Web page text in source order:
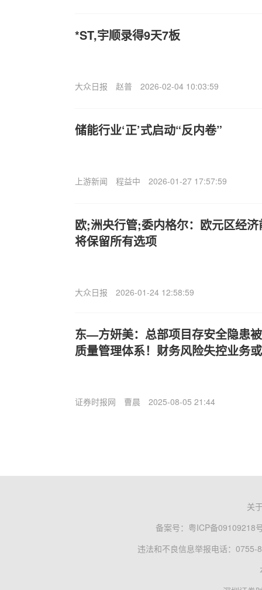
*ST,宇顺录得9天7板
大众日报 赵普 2026-02-04 10:03:59
储能行业‘正’式启动“反内卷”
上游新闻 程益中 2026-01-27 17:57:59
欧;洲央行管;委内格尔：欧元区经
将保留所有选项
大众日报 2026-01-24 12:58:59
东—方妍美：总部项目存安全隐患
质量管理体系！财务风险失控业务
证券时报网 曹晨 2025-08-05 21:44
关
备案号： 粤ICP备09109218
违法和不良信息举报电话：0755-